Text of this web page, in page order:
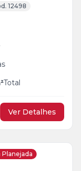
12498
Total
Ver Detalhes
Planejada